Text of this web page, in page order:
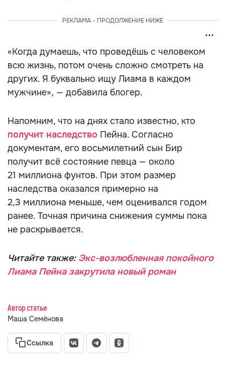
РЕКЛАМА - ПРОДОЛЖЕНИЕ НИЖЕ
«Когда думаешь, что проведёшь с человеком
всю жизнь, потом очень сложно смотреть на
других. Я буквально ищу Лиама в каждом
мужчине», — добавила блогер.
Напомним, что на днях стало известно, кто
получит наследство Пейна. Согласно
документам, его восьмилетний сын Бир
получит всё состояние певца — около
21 миллиона фунтов. При этом размер
наследства оказался примерно на
2,3 миллиона меньше, чем оценивался годом
ранее. Точная причина снижения суммы пока
не раскрывается.
Читайте также: Экс-возлюбленная покойного
Лиама Пейна закрутила новый роман
Автор статьи
Маша Семёнова
Ссылка